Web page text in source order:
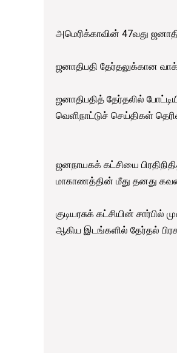
அமெரிக்காவின் 47வது
ஜனாதிபதி தேர்தலுக்கான
ஜனாதிபதித் தேர்தலில்
வெளிநாட்டுச் செய்திகள்
ஜனநாயகக் கட்சியை
மாகாணத்தின் மீது தனது
குடியரசுக் கட்சியின்
ஆகிய இடங்களில் தேர்தல்